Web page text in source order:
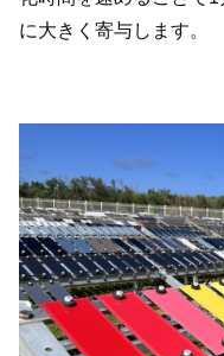
に大きく寄与します。